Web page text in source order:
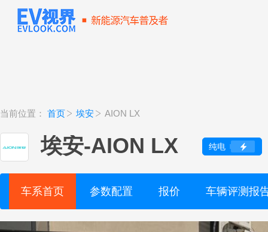
当前位置： 首页 埃安 AION LX
埃安-AION LX 纯电
车系首页 参数配置 报价 车辆评测报